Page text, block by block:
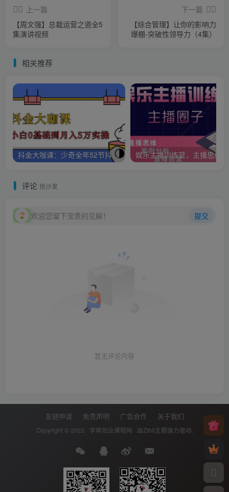
上一篇
【周文强】总裁运营之道全5
集演讲视频
下一篇
【综合管理】让你的影响力
爆棚-突破性领导力（4集）
相关推荐
抖金大咖课：少奇全年52节抖音变现魔法课，小白0基础到月入5万实操
评论 抢沙发
欢迎您留下宝贵的见解！ 提交
暂无评论内容
友链申请 免责声明 广告合作 关于我们
Copyright © 2022 · 学库创业课程网 · 由Zibll主题强力驱动.